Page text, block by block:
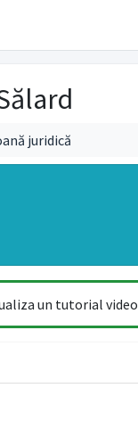
juridică
un tutorial video